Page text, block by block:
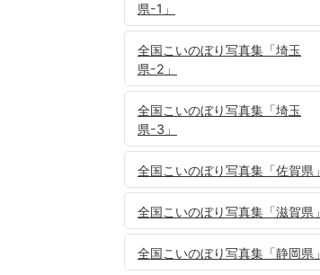
県-1」
全国こいのぼり写真集「埼玉
県-2」
全国こいのぼり写真集「埼玉
県-3」
全国こいのぼり写真集「佐賀県」
全国こいのぼり写真集「滋賀県」
全国こいのぼり写真集「静岡県」